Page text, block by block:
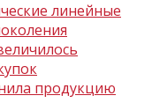
линейные
продукцию